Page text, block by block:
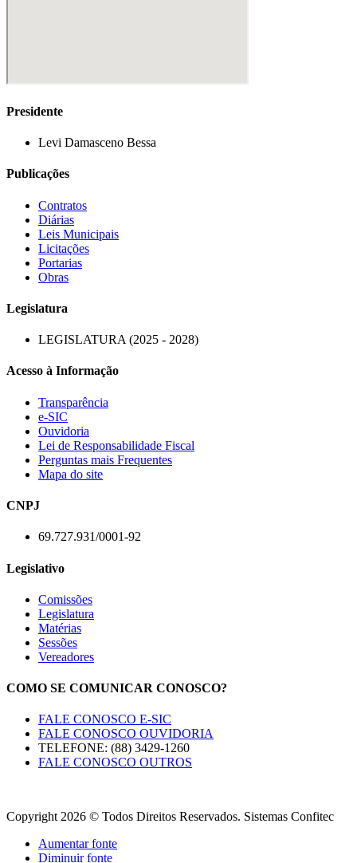
Presidente
Levi Damasceno Bessa
Publicações
Contratos
Diárias
Leis Municipais
Licitações
Portarias
Obras
Legislatura
LEGISLATURA (2025 - 2028)
Acesso à Informação
Transparência
e-SIC
Ouvidoria
Lei de Responsabilidade Fiscal
Perguntas mais Frequentes
Mapa do site
CNPJ
69.727.931/0001-92
Legislativo
Comissões
Legislatura
Matérias
Sessões
Vereadores
COMO SE COMUNICAR CONOSCO?
FALE CONOSCO E-SIC
FALE CONOSCO OUVIDORIA
TELEFONE: (88) 3429-1260
FALE CONOSCO OUTROS
Copyright 2026 © Todos Direitos Reservados. Sistemas Confitec
Aumentar fonte
Diminuir fonte